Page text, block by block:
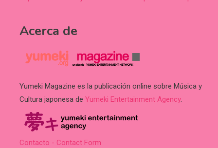
Acerca de
Yumeki Magazine es la publicación online sobre Música y
Cultura japonesa de Yumeki Entertainment Agency.
Contacto - Contact Form